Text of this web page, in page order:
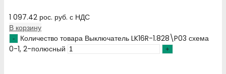
1 097.42 рос. руб. с НДС
В корзину
Количество товара Выключатель LK16R-1.828\P03 схема
0-1, 2-полюсный